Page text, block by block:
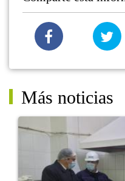
Más noticias